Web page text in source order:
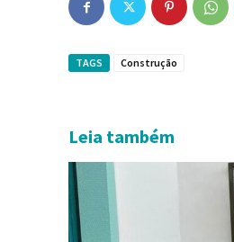
TAGS Construção
Leia também